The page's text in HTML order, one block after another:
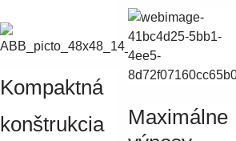
Kompaktná
konštrukcia
Maximálne